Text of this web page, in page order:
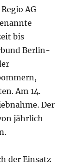
AG
bis
Berlin-
Am 14.
Der
jährlich
der Einsatz